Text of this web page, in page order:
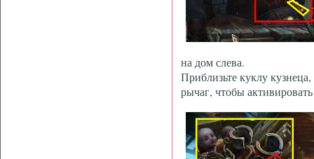
на дом слева.
Приблизьте куклу
рычаг, чтобы